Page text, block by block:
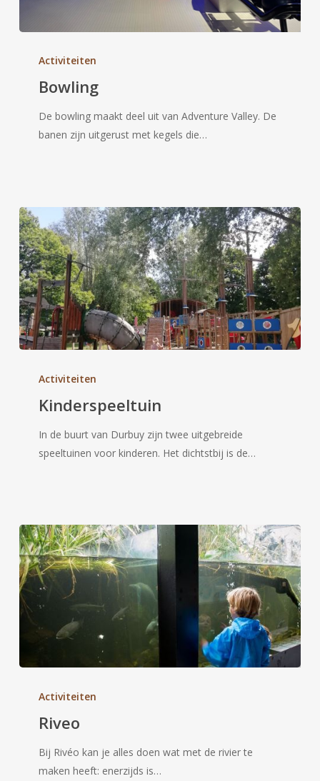
Activiteiten
Bowling
De bowling maakt deel uit van Adventure Valley. De
banen zijn uitgerust met kegels die…
Activiteiten
Kinderspeeltuin
In de buurt van Durbuy zijn twee uitgebreide
speeltuinen voor kinderen. Het dichtstbij is de…
Activiteiten
Riveo
Bij Rivéo kan je alles doen wat met de rivier te
maken heeft: enerzijds is…